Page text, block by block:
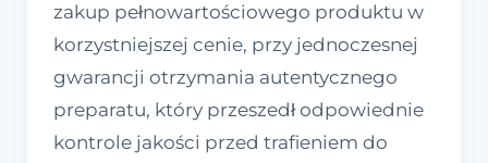
zakup pełnowartościowego produktu w
korzystniejszej cenie, przy jednoczesnej
gwarancji otrzymania autentycznego
preparatu, który przeszedł odpowiednie
kontrole jakości przed trafieniem do